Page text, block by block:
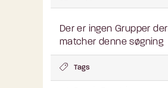
Der er ingen Grupper der
matcher denne søgning
Tags